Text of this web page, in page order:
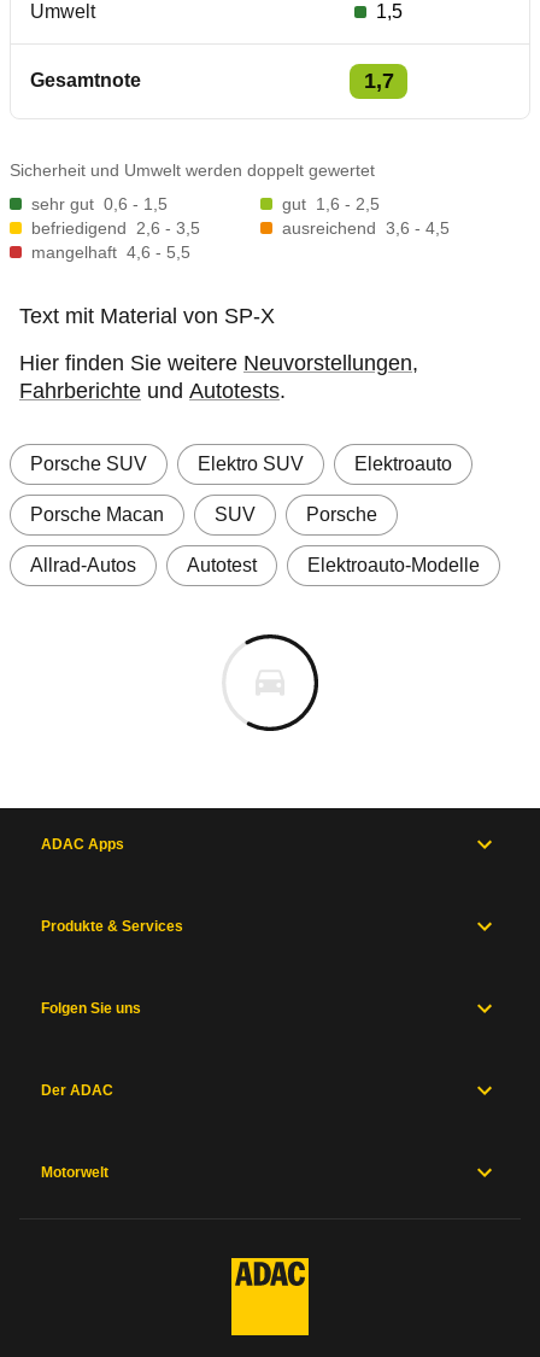
Umwelt 1,5
Gesamtnote 1,7
Sicherheit und Umwelt werden doppelt gewertet
sehr gut 0,6 - 1,5 gut 1,6 - 2,5
befriedigend 2,6 - 3,5 ausreichend 3,6 - 4,5
mangelhaft 4,6 - 5,5
Text mit Material von SP-X
Hier finden Sie weitere Neuvorstellungen,
Fahrberichte und Autotests.
Porsche SUV Elektro SUV Elektroauto
Porsche Macan SUV Porsche
Allrad-Autos Autotest Elektroauto-Modelle
ADAC Apps
Produkte & Services
Folgen Sie uns
Der ADAC
Motorwelt